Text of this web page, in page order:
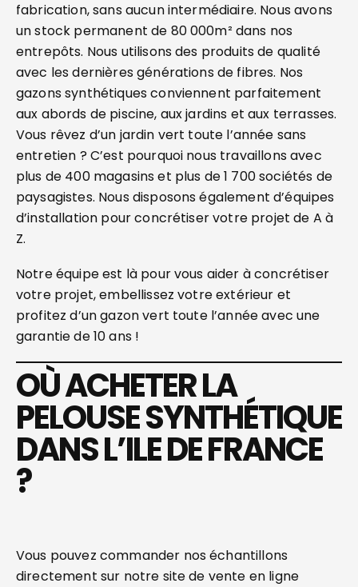
fabrication, sans aucun intermédiaire. Nous avons
un stock permanent de 80 000m² dans nos
entrepôts. Nous utilisons des produits de qualité
avec les dernières générations de fibres. Nos
gazons synthétiques conviennent parfaitement
aux abords de piscine, aux jardins et aux terrasses.
Vous rêvez d’un jardin vert toute l’année sans
entretien ? C’est pourquoi nous travaillons avec
plus de 400 magasins et plus de 1 700 sociétés de
paysagistes. Nous disposons également d’équipes
d’installation pour concrétiser votre projet de A à
Z.
Notre équipe est là pour vous aider à concrétiser
votre projet, embellissez votre extérieur et
profitez d’un gazon vert toute l’année avec une
garantie de 10 ans !
OÙ ACHETER LA
PELOUSE SYNTHÉTIQUE
DANS L’ILE DE FRANCE
?
Vous pouvez commander nos échantillons
directement sur notre site de vente en ligne